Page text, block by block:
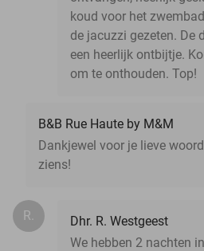
koud voor het
de jacuzzi gezeten. De
een heerlijk ontbijtje.
om te onthouden. Top!
B&B Rue Haute by M&M
Dankjewel voor je lieve
ziens!
R.
Dhr. R. Westgeest
We hebben 2 nachten